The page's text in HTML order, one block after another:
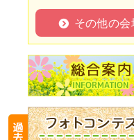
その他の会